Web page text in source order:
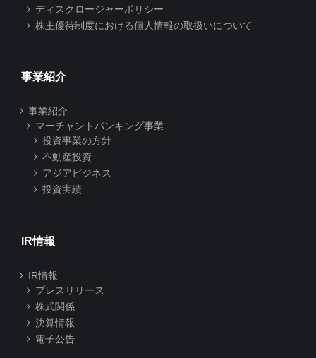
ディスクロージャーポリシー
株主優待制度における個人情報の取扱いについて
事業紹介
事業紹介
マーチャントバンキング事業
投資事業の方針
不動産投資
アジアビジネス
投資実績
IR情報
IR情報
プレスリリース
株式関係
決算情報
電子公告